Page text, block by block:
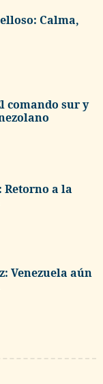
Calma,
comando sur y
Retorno a la
Venezuela aún